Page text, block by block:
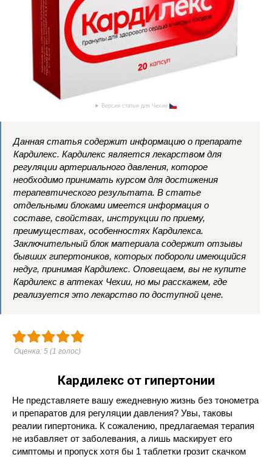
Версия статьи для Чехии
Данная статья содержит информацию о препарате
Кардилекс. Кардилекс является лекарством для
регуляции артериального давления, которое
необходимо принимать курсом для достижения
терапевтического результата. В статье
отдельными блоками имеется информация о
составе, свойствах, инструкции по приему,
преимуществах, особенностях Кардилекса.
Заключительный блок материала содержит отзывы
бывших гипертоников, которых побороли имеющийся
недуг, принимая Кардилекс. Оповещаем, вы не купите
Кардилекс в аптеках Чехии, но мы расскажем, где
реализуется это лекарство по доступной цене.
Оценка: 5 (1 голос)
Кардилекс от гипертонии
Не представляете вашу ежедневную жизнь без тонометра
и препаратов для регуляции давления? Увы, таковы
реалии гипертоника. К сожалению, предлагаемая терапия
не избавляет от заболевания, а лишь маскирует его
симптомы и пропуск хотя бы 1 таблетки грозит скачком